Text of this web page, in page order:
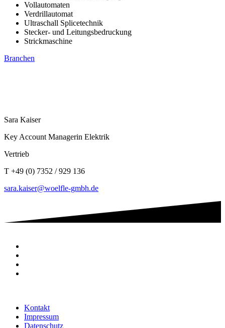
Vollautomaten
Verdrillautomat
Ultraschall Splicetechnik
Stecker- und Leitungsbedruckung
Strickmaschine
Branchen
Sara Kaiser
Key Account Managerin Elektrik
Vertrieb
T +49 (0) 7352 / 929 136
sara.kaiser@woelfle-gmbh.de
Kontakt
Impressum
Datenschutz